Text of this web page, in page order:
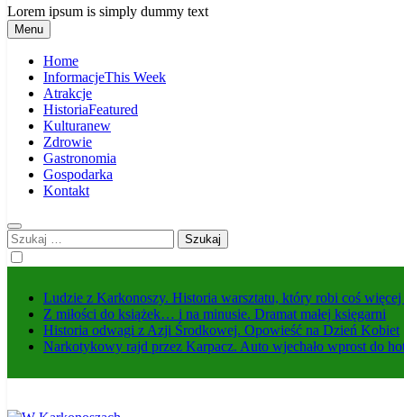
Lorem ipsum is simply dummy text
Menu
Home
InformacjeThis Week
Atrakcje
HistoriaFeatured
Kulturanew
Zdrowie
Gastronomia
Gospodarka
Kontakt
Szukaj:
Ludzie z Karkonoszy. Historia warsztatu, który robi coś
Z miłości do książek… i na minusie. Dramat małej księgarni
Historia odwagi z Azji Środkowej. Opowieść na Dzień Kobiet
Narkotykowy rajd przez Karpacz. Auto wjechało wprost do